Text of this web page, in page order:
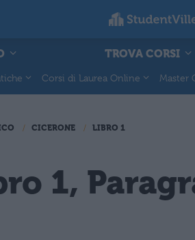
TROVA CORSI
Corsi di Laurea Online Master
CICERONE LIBRO 1
1,